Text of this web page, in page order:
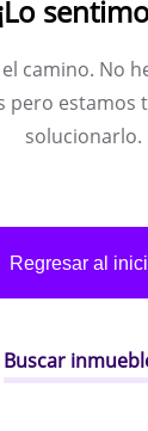
camino. No
pero estamos
solucionarlo.
Regresar al
Buscar